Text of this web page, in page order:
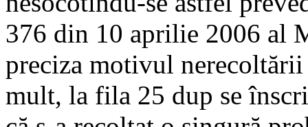
376 din 10 aprilie 2006 al
preciza motivul nerecoltării
mult, la fila 25 dup se